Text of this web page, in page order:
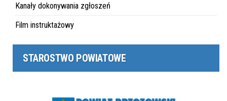
Kanały dokonywania zgłoszeń
Film instruktażowy
STAROSTWO POWIATOWE